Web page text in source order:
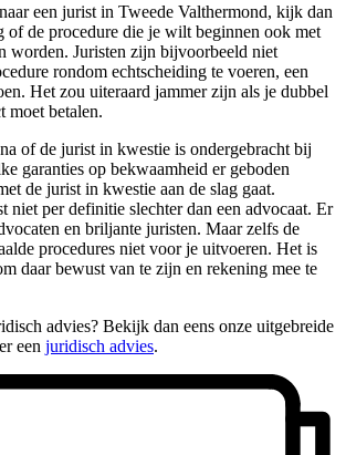
een jurist in Tweede Valthermond, kijk dan
of de procedure die je wilt beginnen ook met
worden. Juristen zijn bijvoorbeeld niet
rondom echtscheiding te voeren, een
Het zou uiteraard jammer zijn als je dubbel
moet betalen.
of de jurist in kwestie is ondergebracht bij
garanties op bekwaamheid er geboden
de jurist in kwestie aan de slag gaat.
niet per definitie slechter dan een advocaat. Er
en briljante juristen. Maar zelfs de
procedures niet voor je uitvoeren. Het is
daar bewust van te zijn en rekening mee te
advies? Bekijk dan eens onze uitgebreide
een juridisch advies.